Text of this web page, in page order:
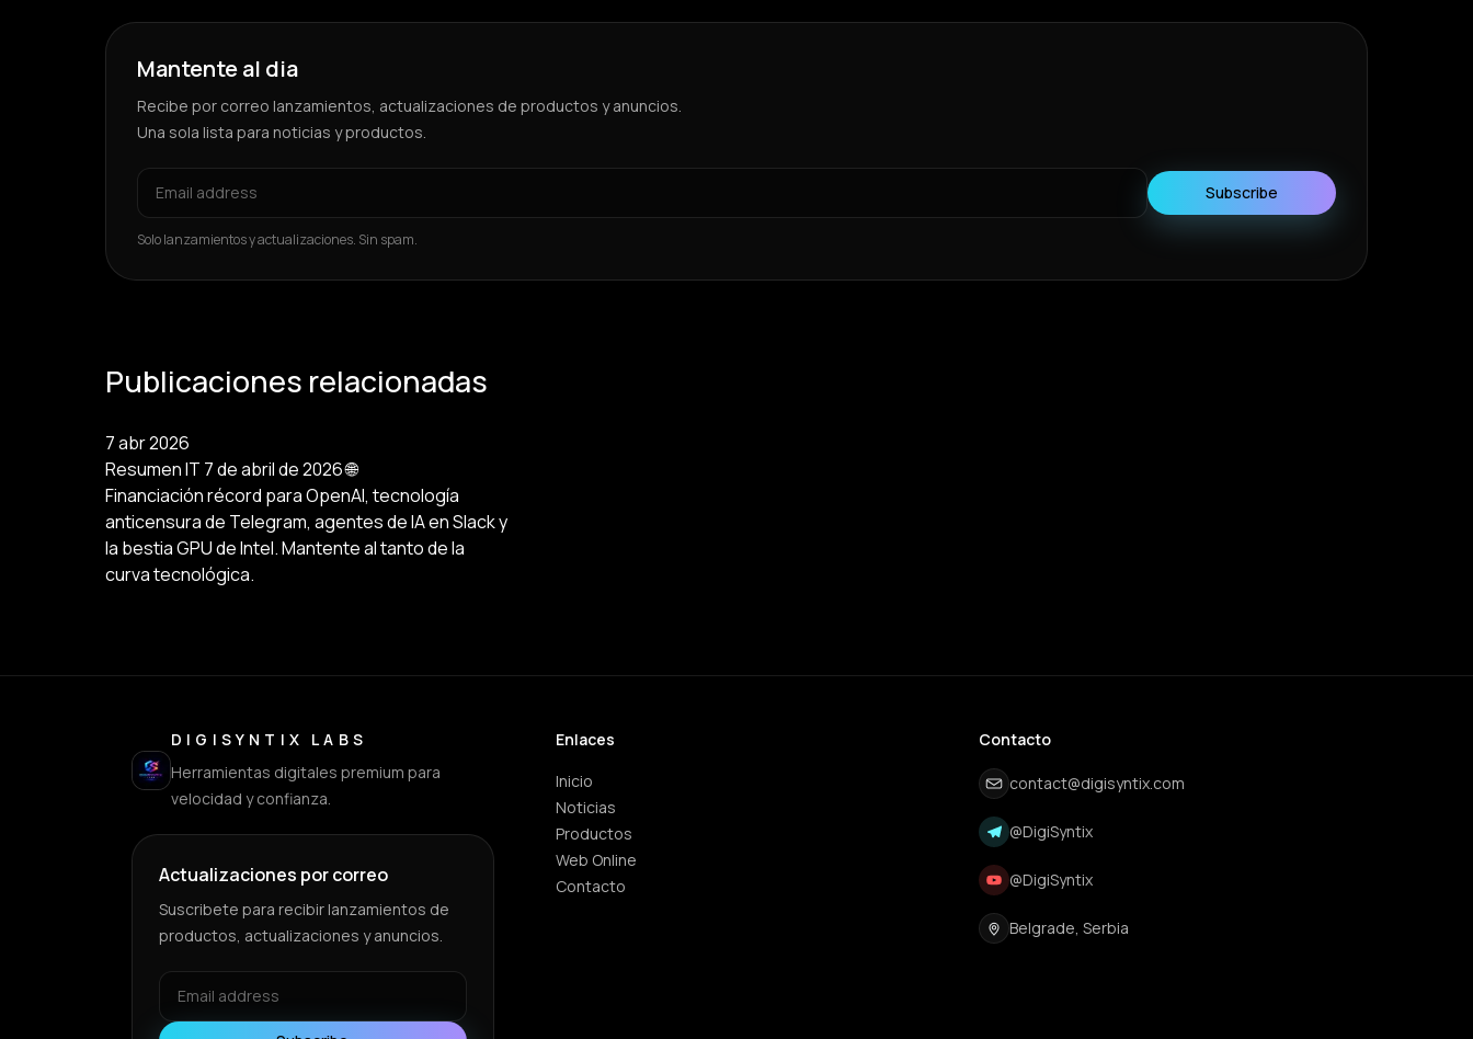
Mantente al dia
Recibe por correo lanzamientos, actualizaciones de productos y anuncios.
Una sola lista para noticias y productos.
Subscribe
Solo lanzamientos y actualizaciones. Sin spam.
Publicaciones relacionadas
7 abr 2026
Resumen IT 7 de abril de 2026 🌐
Financiación récord para OpenAI, tecnología
anticensura de Telegram, agentes de IA en Slack y
la bestia GPU de Intel. Mantente al tanto de la
curva tecnológica.
DIGISYNTIX LABS
Herramientas digitales premium para
velocidad y confianza.
Actualizaciones por correo
Suscribete para recibir lanzamientos de
productos, actualizaciones y anuncios.
Enlaces
Inicio
Noticias
Productos
Web Online
Contacto
Contacto
contact@digisyntix.com
@DigiSyntix
@DigiSyntix
Belgrade, Serbia